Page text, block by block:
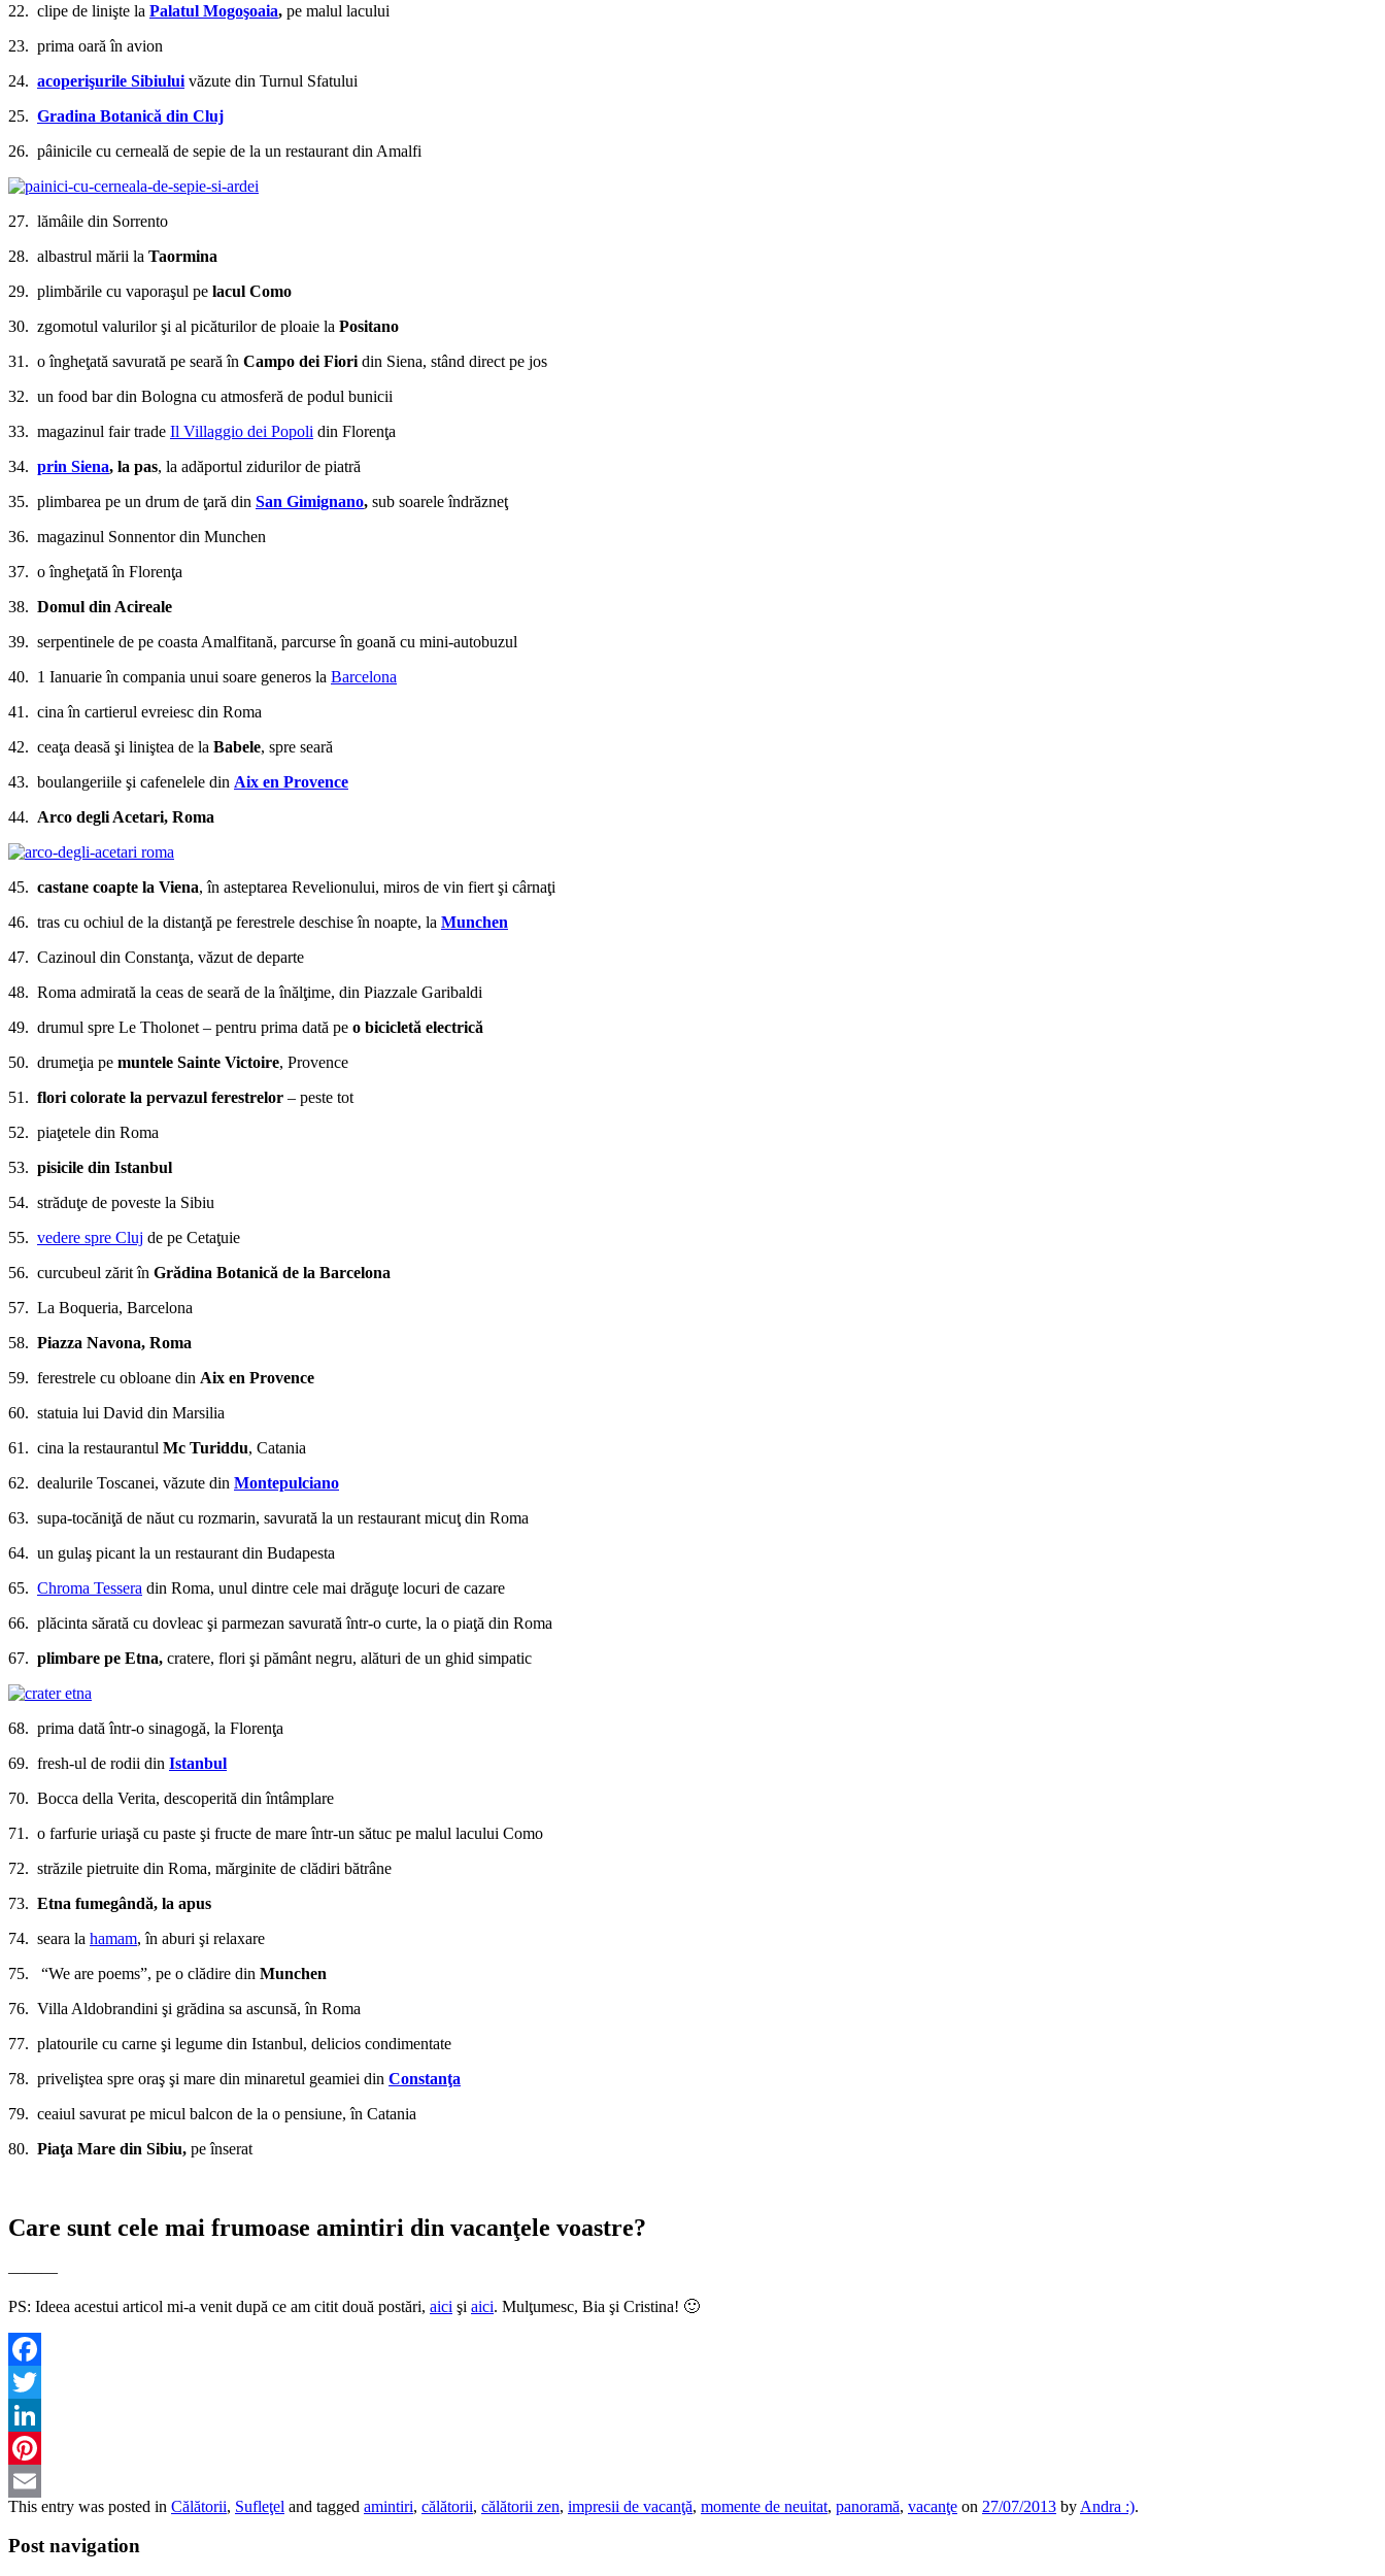
22. clipe de linişte la Palatul Mogoşoaia, pe malul lacului
23. prima oară în avion
24. acoperişurile Sibiului văzute din Turnul Sfatului
25. Gradina Botanică din Cluj
26. pâinicile cu cerneală de sepie de la un restaurant din Amalfi
27. lămâile din Sorrento
28. albastrul mării la Taormina
29. plimbările cu vaporaşul pe lacul Como
30. zgomotul valurilor şi al picăturilor de ploaie la Positano
31. o îngheţată savurată pe seară în Campo dei Fiori din Siena, stând direct pe jos
32. un food bar din Bologna cu atmosferă de podul bunicii
33. magazinul fair trade Il Villaggio dei Popoli din Florenţa
34. prin Siena, la pas, la adăportul zidurilor de piatră
35. plimbarea pe un drum de ţară din San Gimignano, sub soarele îndrăzneţ
36. magazinul Sonnentor din Munchen
37. o îngheţată în Florenţa
38. Domul din Acireale
39. serpentinele de pe coasta Amalfitană, parcurse în goană cu mini-autobuzul
40. 1 Ianuarie în compania unui soare generos la Barcelona
41. cina în cartierul evreiesc din Roma
42. ceaţa deasă şi liniştea de la Babele, spre seară
43. boulangeriile şi cafenelele din Aix en Provence
44. Arco degli Acetari, Roma
45. castane coapte la Viena, în asteptarea Revelionului, miros de vin fiert şi cârnaţi
46. tras cu ochiul de la distanţă pe ferestrele deschise în noapte, la Munchen
47. Cazinoul din Constanţa, văzut de departe
48. Roma admirată la ceas de seară de la înălţime, din Piazzale Garibaldi
49. drumul spre Le Tholonet – pentru prima dată pe o bicicletă electrică
50. drumeţia pe muntele Sainte Victoire, Provence
51. flori colorate la pervazul ferestrelor – peste tot
52. piaţetele din Roma
53. pisicile din Istanbul
54. străduţe de poveste la Sibiu
55. vedere spre Cluj de pe Cetaţuie
56. curcubeul zărit în Grădina Botanică de la Barcelona
57. La Boqueria, Barcelona
58. Piazza Navona, Roma
59. ferestrele cu obloane din Aix en Provence
60. statuia lui David din Marsilia
61. cina la restaurantul Mc Turiddu, Catania
62. dealurile Toscanei, văzute din Montepulciano
63. supa-tocăniţă de năut cu rozmarin, savurată la un restaurant micuţ din Roma
64. un gulaş picant la un restaurant din Budapesta
65. Chroma Tessera din Roma, unul dintre cele mai drăguţe locuri de cazare
66. plăcinta sărată cu dovleac şi parmezan savurată într-o curte, la o piaţă din Roma
67. plimbare pe Etna, cratere, flori şi pământ negru, alături de un ghid simpatic
68. prima dată într-o sinagogă, la Florenţa
69. fresh-ul de rodii din Istanbul
70. Bocca della Verita, descoperită din întâmplare
71. o farfurie uriaşă cu paste şi fructe de mare într-un sătuc pe malul lacului Como
72. străzile pietruite din Roma, mărginite de clădiri bătrâne
73. Etna fumegândă, la apus
74. seara la hamam, în aburi şi relaxare
75. “We are poems”, pe o clădire din Munchen
76. Villa Aldobrandini şi grădina sa ascunsă, în Roma
77. platourile cu carne şi legume din Istanbul, delicios condimentate
78. priveliştea spre oraş şi mare din minaretul geamiei din Constanţa
79. ceaiul savurat pe micul balcon de la o pensiune, în Catania
80. Piaţa Mare din Sibiu, pe înserat
Care sunt cele mai frumoase amintiri din vacanţele voastre?
———
PS: Ideea acestui articol mi-a venit după ce am citit două postări, aici şi aici. Mulţumesc, Bia şi Cristina! 🙂
Facebook
Twitter
LinkedIn
Pinterest
Email
This entry was posted in Călătorii, Sufleţel and tagged amintiri, călătorii, călătorii zen, impresii de vacanţă, momente de neuitat, panoramă, vacanţe on 27/07/2013 by Andra :).
Post navigation